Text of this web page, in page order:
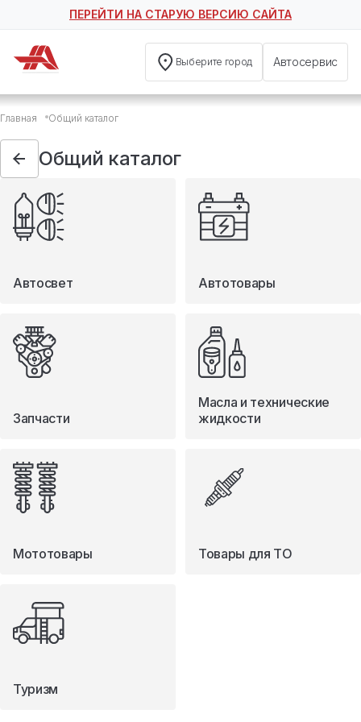
ПЕРЕЙТИ НА СТАРУЮ ВЕРСИЮ САЙТА
Выберите город Автосервис
Общий каталог
Автосвет
Автотовары
Запчасти
Масла и технические жидкости
Мототовары
Туризм
Главная Общий каталог
Общий каталог
Автосвет Автотовары
Запчасти
Масла и технические
жидкости
Мототовары Товары для ТО
Туризм